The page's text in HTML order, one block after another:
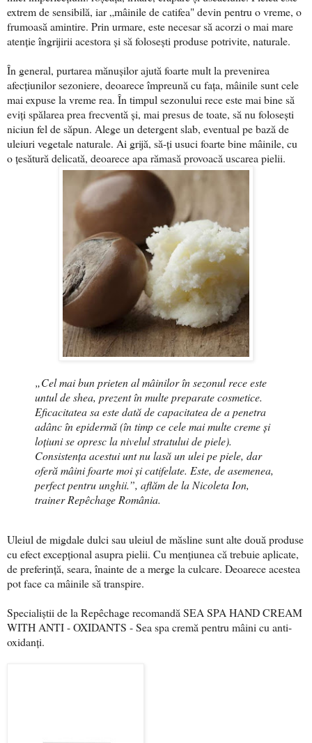
extrem de sensibilă, iar „mâinile de catifea" devin pentru o vreme, o
frumoasă amintire. Prin urmare, este necesar să acorzi o mai mare
atenție îngrijirii acestora și să folosești produse potrivite, naturale.
În general, purtarea mănușilor ajută foarte mult la prevenirea
afecțiunilor sezoniere, deoarece împreună cu fața, mâinile sunt cele
mai expuse la vreme rea. În timpul sezonului rece este mai bine să
eviți spălarea prea frecventă și, mai presus de toate, să nu folosești
niciun fel de săpun. Alege un detergent slab, eventual pe bază de
uleiuri vegetale naturale. Ai grijă, să-ți usuci foarte bine mâinile, cu
o țesătură delicată, deoarece apa rămasă provoacă uscarea pielii.
„Cel mai bun prieten al mâinilor în sezonul rece este
untul de shea, prezent în multe preparate cosmetice.
Eficacitatea sa este dată de capacitatea de a penetra
adânc în epidermă (în timp ce cele mai multe creme și
loțiuni se opresc la nivelul stratului de piele).
Consistența acestui unt nu lasă un ulei pe piele, dar
oferă mâini foarte moi și catifelate. Este, de asemenea,
perfect pentru unghii.”, aflăm de la Nicoleta Ion,
trainer Repêchage România.
Uleiul de migdale dulci sau uleiul de măsline sunt alte două produse
cu efect excepțional asupra pielii. Cu mențiunea că trebuie aplicate,
de preferință, seara, înainte de a merge la culcare. Deoarece acestea
pot face ca mâinile să transpire.
Specialiștii de la Repêchage recomandă SEA SPA HAND CREAM
WITH ANTI - OXIDANTS - Sea spa cremă pentru mâini cu anti-
oxidanţi.